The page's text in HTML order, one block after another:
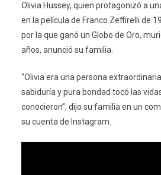
Olivia Hussey, quien protagonizó a
en la película de Franco Zeffirelli de
por la que ganó un Globo de Oro,
años, anunció su familia.
“Olivia era una persona
sabiduría y pura bondad tocó las
conocieron”, dijo su familia en un
su cuenta de Instagram.